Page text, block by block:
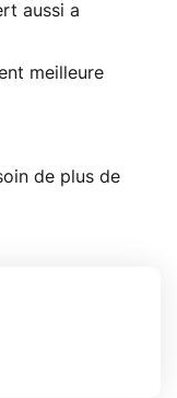
aussi a
meilleure
de plus de